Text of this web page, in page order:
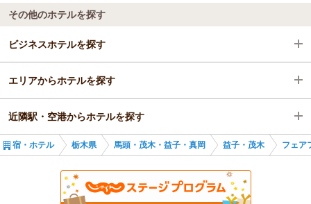
フェアフィールド・バイ・マリオット・栃木もてぎ スタッフ一
同
その他のホテルを探す
ビジネスホテルを探す
栃木県
馬頭・茂木・益子・真岡
益子・茂木
エリアからホテルを探す
栃木県
馬頭・茂木・益子・真岡
益子・茂木
近隣駅・空港からホテルを探す
茂木駅
宿・ホテル 栃木県 馬頭・茂木・益子・真岡 益子・茂木 フェア